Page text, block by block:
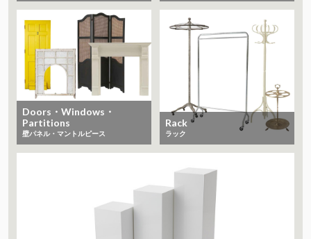
Doors・Windows・
Partitions
​​​​​​​壁パネル・マントルピース
Rack
ラック